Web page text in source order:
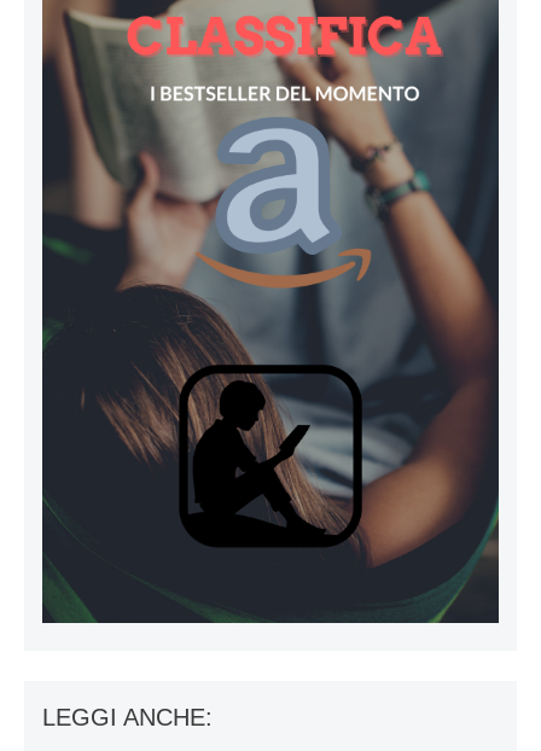
LEGGI ANCHE: